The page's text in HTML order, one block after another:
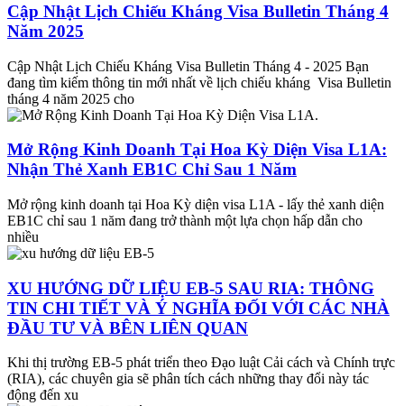
Cập Nhật Lịch Chiếu Kháng Visa Bulletin Tháng 4
Năm 2025
Cập Nhật Lịch Chiếu Kháng Visa Bulletin Tháng 4 - 2025 Bạn
đang tìm kiếm thông tin mới nhất về lịch chiếu kháng Visa Bulletin
tháng 4 năm 2025 cho
Mở Rộng Kinh Doanh Tại Hoa Kỳ Diện Visa L1A:
Nhận Thẻ Xanh EB1C Chỉ Sau 1 Năm
Mở rộng kinh doanh tại Hoa Kỳ diện visa L1A - lấy thẻ xanh diện
EB1C chỉ sau 1 năm đang trở thành một lựa chọn hấp dẫn cho
nhiều
XU HƯỚNG DỮ LIỆU EB-5 SAU RIA: THÔNG
TIN CHI TIẾT VÀ Ý NGHĨA ĐỐI VỚI CÁC NHÀ
ĐẦU TƯ VÀ BÊN LIÊN QUAN
Khi thị trường EB-5 phát triển theo Đạo luật Cải cách và Chính trực
(RIA), các chuyên gia sẽ phân tích cách những thay đổi này tác
động đến xu